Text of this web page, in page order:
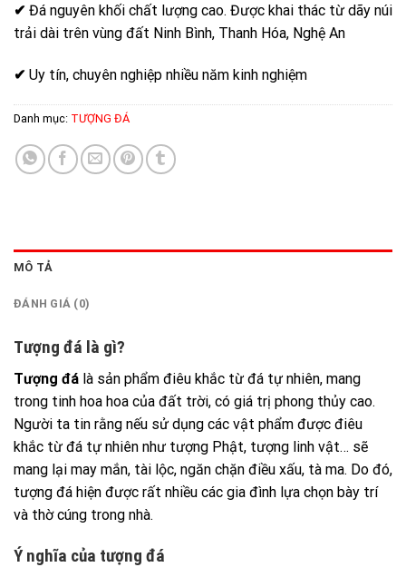
✔ Đá nguyên khối chất lượng cao. Được khai thác từ dãy núi
trải dài trên vùng đất Ninh Bình, Thanh Hóa, Nghệ An
✔ Uy tín, chuyên nghiệp nhiều năm kinh nghiệm
Danh mục: TƯỢNG ĐÁ
MÔ TẢ
ĐÁNH GIÁ (0)
Tượng đá là gì?
Tượng đá là sản phẩm điêu khắc từ đá tự nhiên, mang
trong tinh hoa hoa của đất trời, có giá trị phong thủy cao.
Người ta tin rằng nếu sử dụng các vật phẩm được điêu
khắc từ đá tự nhiên như tượng Phật, tượng linh vật… sẽ
mang lại may mắn, tài lộc, ngăn chặn điều xấu, tà ma. Do đó,
tượng đá hiện được rất nhiều các gia đình lựa chọn bày trí
và thờ cúng trong nhà.
Ý nghĩa của tượng đá